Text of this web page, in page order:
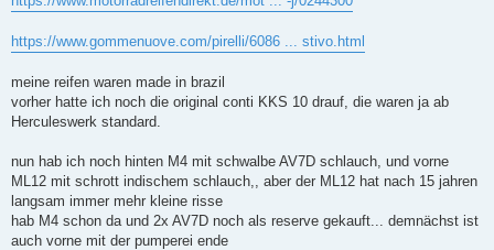
https://www.gommenuove.com/pirelli/6086 ... stivo.html
meine reifen waren made in brazil
vorher hatte ich noch die original conti KKS 10 drauf, die waren ja ab
Herculeswerk standard.
nun hab ich noch hinten M4 mit schwalbe AV7D schlauch, und vorne
ML12 mit schrott indischem schlauch,, aber der ML12 hat nach 15 jahren
langsam immer mehr kleine risse
hab M4 schon da und 2x AV7D noch als reserve gekauft... demnächst ist
auch vorne mit der pumperei ende